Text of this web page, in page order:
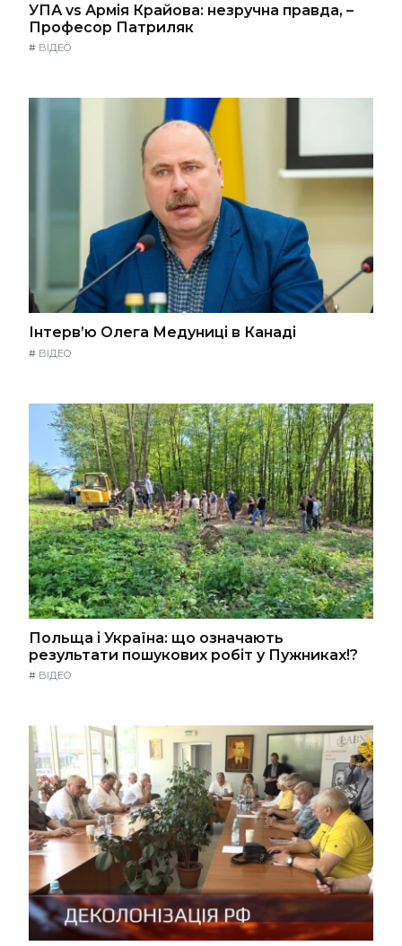
УПА vs Армія Крайова: незручна правда, –
Професор Патриляк
# ВІДЕО
Інтерв’ю Олега Медуниці в Канаді
# ВІДЕО
Польща і Україна: що означають
результати пошукових робіт у Пужниках!?
# ВІДЕО